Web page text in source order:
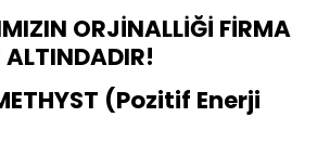
ORJİNALLİĞİ FİRMA
ALTINDADIR!
(Pozitif Enerji